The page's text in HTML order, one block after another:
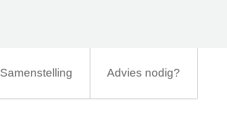
Samenstelling Advies nodig?